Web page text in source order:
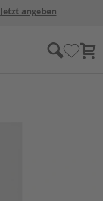
Jetzt angeben